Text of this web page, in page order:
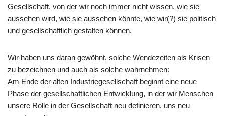
Gesellschaft, von der wir noch immer nicht wissen, wie sie
aussehen wird, wie sie aussehen könnte, wie wir(?) sie politisch
und gesellschaftlich gestalten können.
Wir haben uns daran gewöhnt, solche Wendezeiten als Krisen
zu bezeichnen und auch als solche wahrnehmen:
Am Ende der alten Industriegesellschaft beginnt eine neue
Phase der gesellschaftlichen Entwicklung, in der wir Menschen
unsere Rolle in der Gesellschaft neu definieren, uns neu